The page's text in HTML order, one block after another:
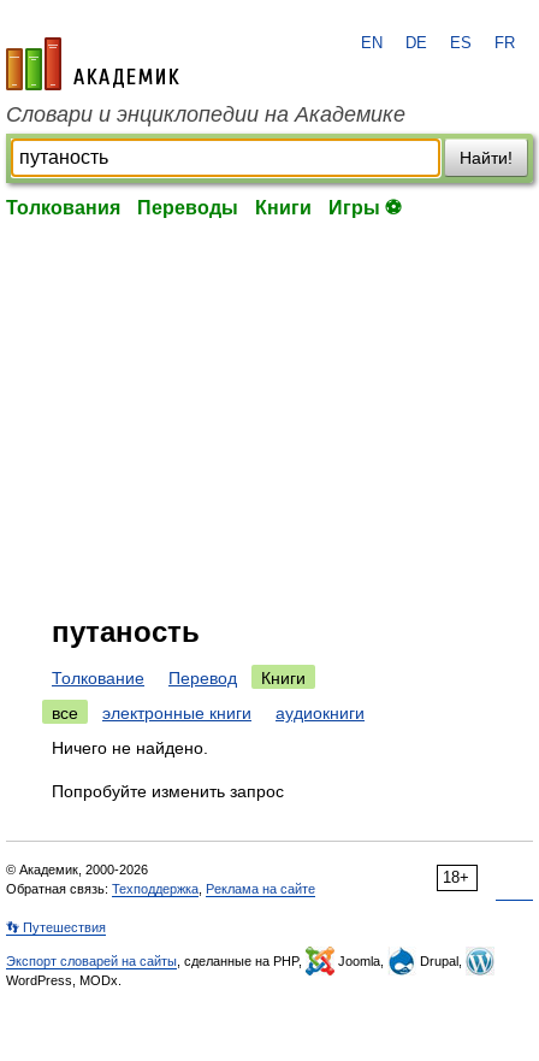
academic.ru
EN DE ES FR
Словари и энциклопедии на Академике
Найти!
Толкования Переводы Книги Игры ⚽
путаность
Толкование Перевод
Книги
все
электронные книги
аудиокниги
Ничего не найдено.
Попробуйте изменить запрос
18+
© Академик, 2000-2026
Обратная связь: Техподдержка Реклама на сайте
👣 Путешествия
Экспорт словарей на сайты , сделанные на PHP, Joomla,
Drupal,
WordPress, MODx.